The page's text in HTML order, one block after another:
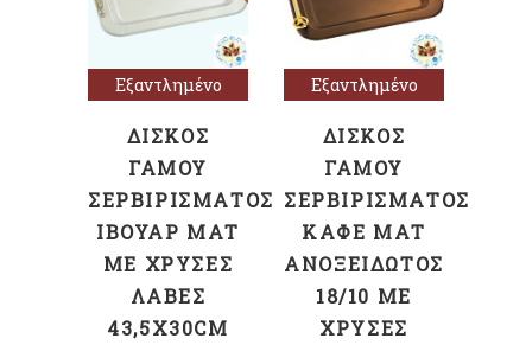
Εξαντλημένο
περισσότερα
ΔΊΣΚΟΣ
ΓΆΜΟΥ
ΣΕΡΒΙΡΊΣΜΑΤΟΣ
ΙΒΟΥΆΡ ΜΑΤ
ΜΕ ΧΡΥΣΈΣ
ΛΑΒΈΣ
43,5X30CM
Εξαντλημένο
περισσότερα
ΔΊΣΚΟΣ
ΓΆΜΟΥ
ΣΕΡΒΙΡΊΣΜΑΤΟΣ
ΚΑΦΈ ΜΑΤ
ΑΝΟΞΕΊΔΩΤΟΣ
18/10 ΜΕ
ΧΡΥΣΈΣ